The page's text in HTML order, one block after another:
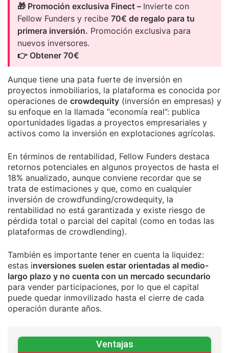
🎁 Promoción exclusiva Finect – Invierte con
Fellow Funders y recibe 70€ de regalo para tu
primera inversión. Promoción exclusiva para
nuevos inversores.
👉 Obtener 70€
Aunque tiene una pata fuerte de inversión en
proyectos inmobiliarios, la plataforma es conocida por
operaciones de crowdequity (inversión en empresas) y
su enfoque en la llamada “economía real”: publica
oportunidades ligadas a proyectos empresariales y
activos como la inversión en explotaciones agrícolas.
En términos de rentabilidad, Fellow Funders destaca
retornos potenciales en algunos proyectos de hasta el
18% anualizado, aunque conviene recordar que se
trata de estimaciones y que, como en cualquier
inversión de crowdfunding/crowdequity, la
rentabilidad no está garantizada y existe riesgo de
pérdida total o parcial del capital (como en todas las
plataformas de crowdlending).
También es importante tener en cuenta la liquidez:
estas inversiones suelen estar orientadas al medio-
largo plazo y no cuenta con un mercado secundario
para vender participaciones, por lo que el capital
puede quedar inmovilizado hasta el cierre de cada
operación durante años.
Ventajas